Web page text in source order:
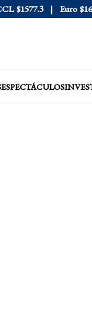
$1577.3 Euro
ESPECTÁCULOS